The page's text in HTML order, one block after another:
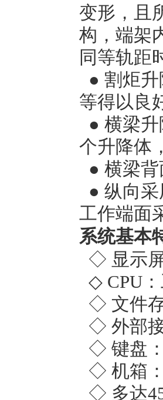
变形，且
构，端架
同等轨距
● 割炬
等得以良
● 横梁
个升降体
● 横梁
● 纵向
工作端面
系统基本
◇ 显示
◇ CPU
◇ 文件
◇ 外部
◇ 键盘
◇ 机箱
◇ 多达